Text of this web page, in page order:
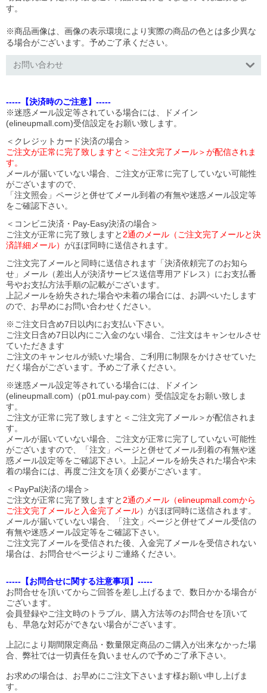
す。
※商品画像は、画像の表示環境により実際の商品の色とは多少異な
る場合がございます。予めご了承ください。
お問い合わせ
-----【決済時のご注意】-----
※迷惑メール設定等されている場合には、ドメイン
(elineupmall.com)受信設定をお願い致します。
＜クレジットカード決済の場合＞
ご注文が正常に完了致しますと＜ご注文完了メール＞が配信されま
す。
メールが届いていない場合、ご注文が正常に完了していない可能性
がございますので、
「注文照会」ページと併せてメール到着の有無や迷惑メール設定等
をご確認下さい。
＜コンビニ決済・Pay-Easy決済の場合＞
ご注文が正常に完了致しますと 2通のメール（ご注文完了メールと決
済詳細メール） がほぼ同時に送信されます。
ご注文完了メールと同時に送信されます「決済依頼完了のお知ら
せ」メール（差出人が決済サービス送信専用アドレス）にお支払番
号やお支払方法手順の記載がございます。
上記メールを紛失された場合や未着の場合には、お調べいたします
ので、お早めにお問い合わせください。
※ご注文日含め7日以内にお支払い下さい。
ご注文日含め7日以内にご入金のない場合、ご注文はキャンセルさせ
ていただきます
ご注文のキャンセルが続いた場合、ご利用に制限をかけさせていた
だく場合がございます。予めご了承ください。
※迷惑メール設定等されている場合には、ドメイン
(elineupmall.com)（p01.mul-pay.com）受信設定をお願い致しま
す。
ご注文が正常に完了致しますと＜ご注文完了メール＞が配信されま
す。
メールが届いていない場合、ご注文が正常に完了していない可能性
がございますので、「注文」ページと併せてメール到着の有無や迷
惑メール設定等をご確認下さい。
上記メールを紛失された場合や未
着の場合には、再度ご注文を頂く必要がございます。
＜PayPal決済の場合＞
ご注文が正常に完了致しますと 2通のメール（elineupmall.comから
ご注文完了メールと入金完了メール）がほぼ同時に送信されます。
メールが届いていない場合、「注文」ページと併せてメール受信の
有無や迷惑メール設定等をご確認下さい。
ご注文完了メールを受信された後、入金完了メールを受信されない
場合は、お問合せページよりご連絡ください。
-----【お問合せに関する注意事項】-----
お問合せを頂いてからご回答を差し上げるまで、数日かかる場合が
ございます。
会員登録やご注文時のトラブル、購入方法等のお問合せを頂いて
も、早急な対応ができない場合がございます。
上記により期間限定商品・数量限定商品のご購入が出来なかった場
合、弊社では一切責任を負いませんので予めご了承下さい。
お求めの場合は、お早めにご注文下さいます様お願い申し上げま
す。